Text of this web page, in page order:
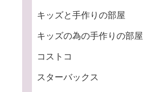
キッズと手作りの部屋
キッズの為の手作りの部屋
コストコ
スターバックス